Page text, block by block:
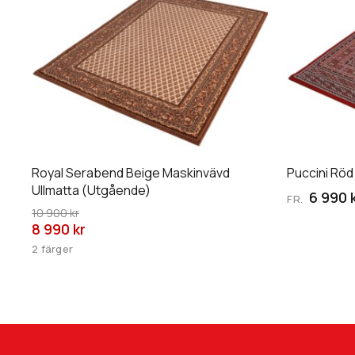
Royal Serabend Beige Maskinvävd
Ullmatta (Utgående)
10 900 kr
8 990 kr
2 färger
produkten
flera
varianter.
kan
väljas
på
produktsidan
Puccini
FR. 6 990
produkten
flera
varianter.
kan
väljas